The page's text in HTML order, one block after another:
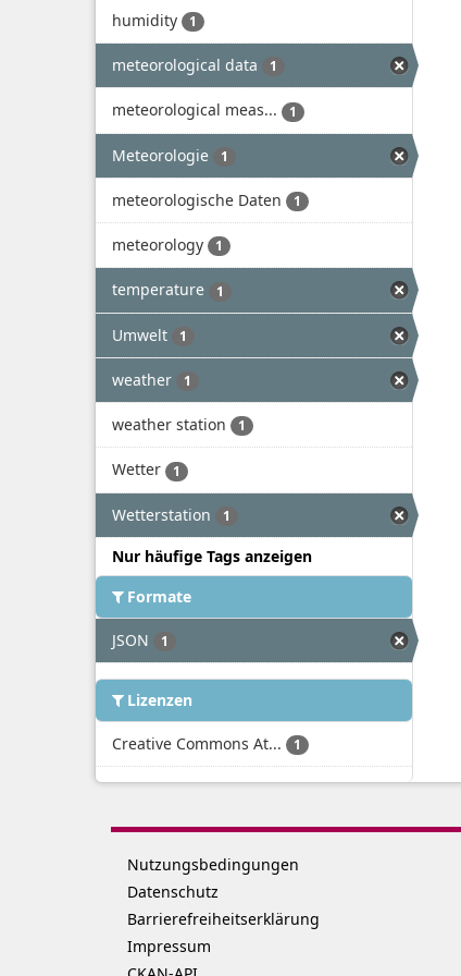
humidity 1
meteorological data 1
meteorological meas... 1
Meteorologie 1
meteorologische Daten 1
meteorology 1
temperature 1
Umwelt 1
weather 1
weather station 1
Wetter 1
Wetterstation 1
Nur häufige Tags anzeigen
Formate
JSON 1
Lizenzen
Creative Commons At... 1
Nutzungsbedingungen
Datenschutz
Barrierefreiheitserklärung
Impressum